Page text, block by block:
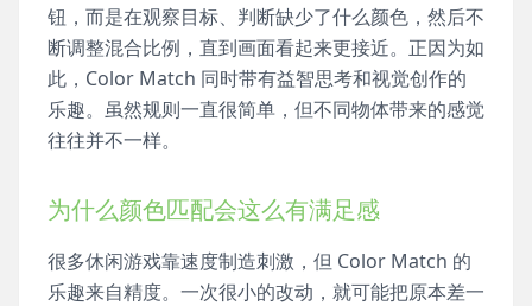
钮，而是在观察目标、判断缺少了什么颜色，然后不
断调整混合比例，直到画面看起来更接近。正因为如
此，Color Match 同时带有益智思考和视觉创作的
乐趣。虽然规则一直很简单，但不同物体带来的感觉
往往并不一样。
为什么颜色匹配会这么有满足感
很多休闲游戏靠速度制造刺激，但 Color Match 的
乐趣来自精度。一次很小的改动，就可能把原本差一